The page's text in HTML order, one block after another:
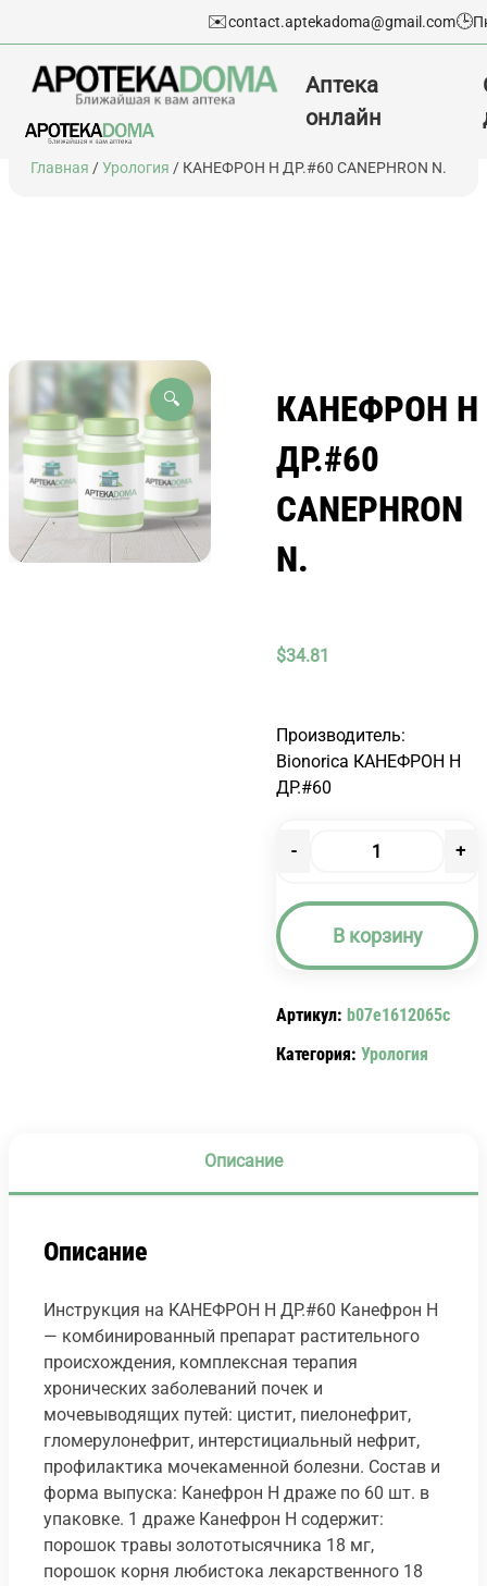
Перейти
✉️contact.aptekadoma@gmail.com🕒
Аптека
онлайн
Главная /Урология / КАНЕФРОН Н ДР.#60 CANEPHRON N.
🔍
КАНЕФРОН Н
ДР.#60
CANEPHRON
N.
$34.81
Производитель:
Bionorica КАНЕФРОН Н
ДР.#60
-
КАНЕФРОН
Н
ДР.#60
N.
+
В корзину
Артикул: b07e1612065c
Категория: Урология
Описание
Описание
Инструкция на КАНЕФРОН Н ДР.#60 Канефрон Н
— комбинированный препарат растительного
происхождения, комплексная терапия
хронических заболеваний почек и
мочевыводящих путей: цистит, пиелонефрит,
гломерулонефрит, интерстициальный нефрит,
профилактика мочекаменной болезни. Состав и
форма выпуска: Канефрон Н драже по 60 шт. в
упаковке. 1 драже Канефрон Н содержит:
порошок травы золототысячника 18 мг,
порошок корня любистока лекарственного 18